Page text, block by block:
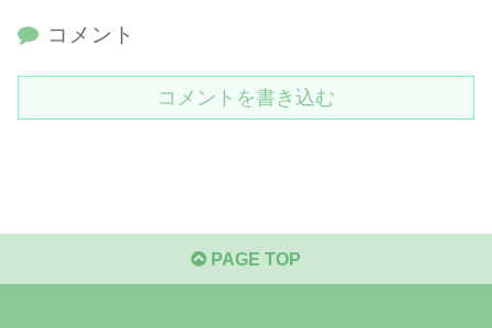
コメント
コメントを書き込む
PAGE TOP